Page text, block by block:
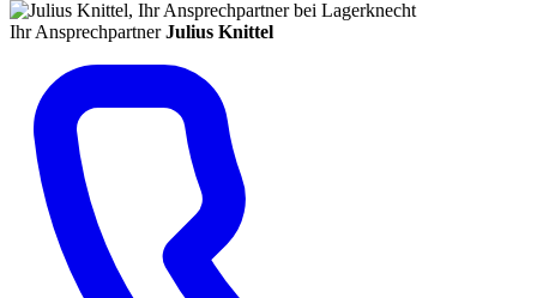
Ihr Ansprechpartner Julius Knittel